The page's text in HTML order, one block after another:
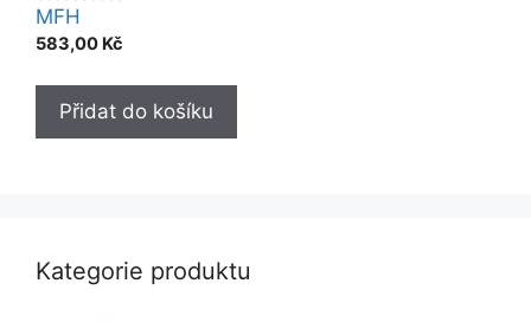
0
o
u
o
MFH
583,00 Kč
Přidat do košíku
Kategorie produktu